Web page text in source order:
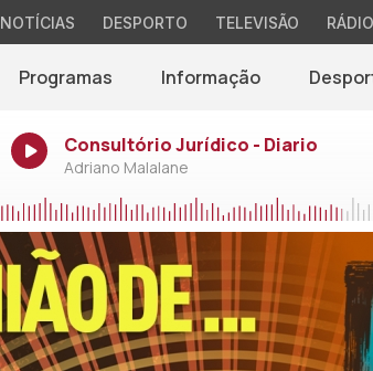
NOTÍCIAS DESPORTO TELEVISÃO RÁDIO
Programas Informação
Consultório Jurídico - Diario
Adriano Malalane